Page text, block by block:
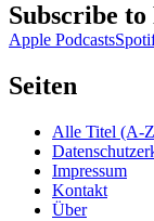
Subscribe to
Apple Podcasts
Seiten
Alle Titel (A-
Impressum
Kontakt
Über